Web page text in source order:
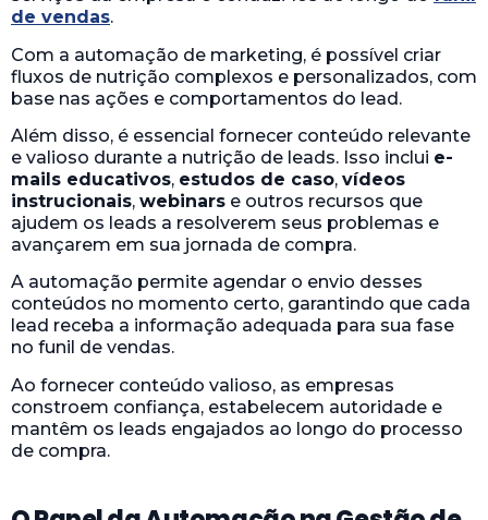
de vendas.
Com a automação de marketing, é possível criar
fluxos de nutrição complexos e personalizados, com
base nas ações e comportamentos do lead.
Além disso, é essencial fornecer conteúdo relevante
e valioso durante a nutrição de leads. Isso inclui e-
mails educativos, estudos de caso, vídeos
instrucionais, webinars e outros recursos que
ajudem os leads a resolverem seus problemas e
avançarem em sua jornada de compra.
A automação permite agendar o envio desses
conteúdos no momento certo, garantindo que cada
lead receba a informação adequada para sua fase
no funil de vendas.
Ao fornecer conteúdo valioso, as empresas
constroem confiança, estabelecem autoridade e
mantêm os leads engajados ao longo do processo
de compra.